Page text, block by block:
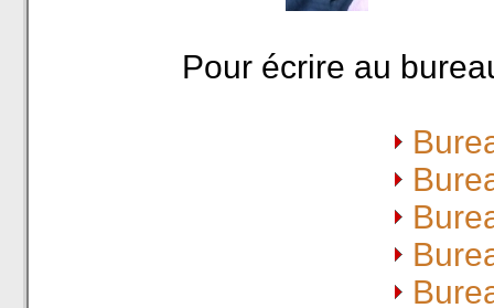
Pour écrire au